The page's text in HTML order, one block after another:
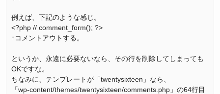
例えば、下記のような感じ。
<?php // comment_form(); ?>
↑コメントアウトする。
というか、永遠に必要ないなら、その行を削除してしまっても
OKですな。
ちなみに、テンプレートが「twentysixteen」なら、
「wp-content/themes/twentysixteen/comments.php」の64行目